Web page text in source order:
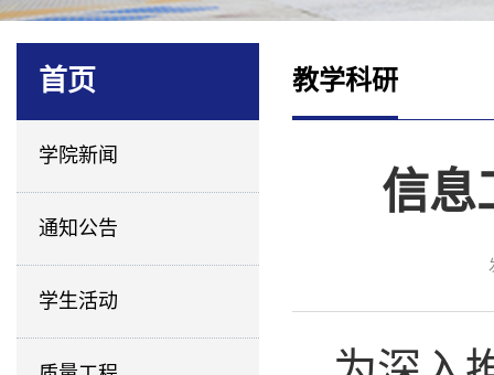
首页
学院新闻
通知公告
学生活动
教学科研
信息